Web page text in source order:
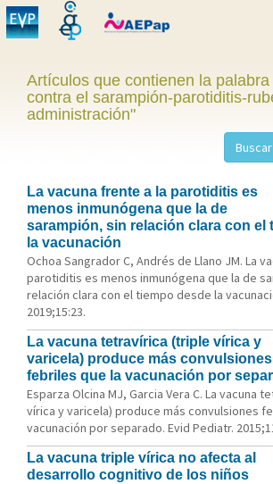
Artículos que contienen la
contra el sarampión-parotiditis-
administración"
La vacuna frente a la parotiditis es
menos inmunógena que la de
sarampión, sin relación clara con el
la vacunación
Ochoa Sangrador C, Andrés de Llano JM. La
parotiditis es menos inmunógena que la de
relación clara con el tiempo desde la
2019;15:23.
La vacuna tetravírica (triple vírica y
varicela) produce más convulsiones
febriles que la vacunación por
Esparza Olcina MJ, Garcia Vera C. La vacuna
vírica y varicela) produce más convulsiones
vacunación por separado. Evid Pediatr.
La vacuna triple vírica no afecta al
desarrollo cognitivo de los niños